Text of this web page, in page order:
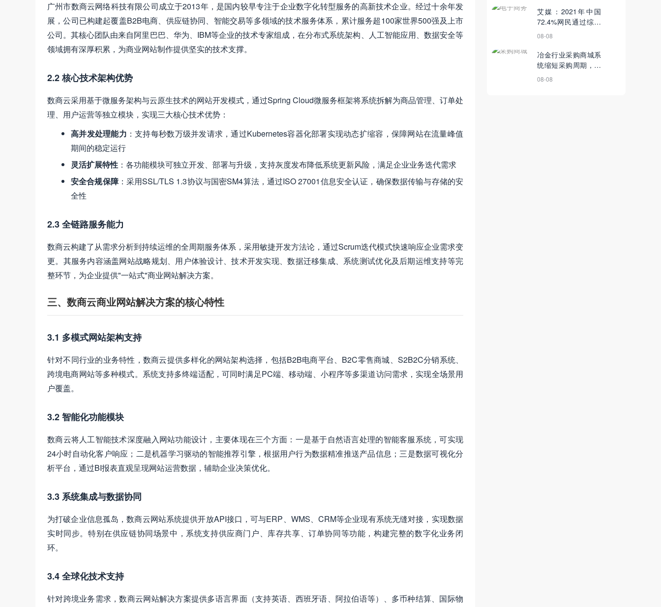
广州市数商云网络科技有限公司成立于2013年，是国内较早专注于企业数字化转型服务的高新技术企业。经过十余年发
展，公司已构建起覆盖B2B电商、供应链协同、智能交易等多领域的技术服务体系，累计服务超100家世界500强及上市
公司。其核心团队由来自阿里巴巴、华为、IBM等企业的技术专家组成，在分布式系统架构、人工智能应用、数据安全等
领域拥有深厚积累，为商业网站制作提供坚实的技术支撑。
2.2 核心技术架构优势
数商云采用基于微服务架构与云原生技术的网站开发模式，通过Spring Cloud微服务框架将系统拆解为商品管理、订单处
理、用户运营等独立模块，实现三大核心技术优势：
高并发处理能力 ：支持每秒数万级并发请求，通过Kubernetes容器化部署实现动态扩缩容，保障网站在流量峰值
期间的稳定运行
灵活扩展特性 ：各功能模块可独立开发、部署与升级，支持灰度发布降低系统更新风险，满足企业业务迭代需求
安全合规保障：采用SSL/TLS 1.3协议与国密SM4算法，通过ISO 27001信息安全认证，确保数据传输与存储的安
全性
2.3 全链路服务能力
数商云构建了从需求分析到持续运维的全周期服务体系，采用敏捷开发方法论，通过Scrum迭代模式快速响应企业需求变
更。其服务内容涵盖网站战略规划、用户体验设计、技术开发实现、数据迁移集成、系统测试优化及后期运维支持等完
整环节，为企业提供"一站式"商业网站解决方案。
三、数商云商业网站解决方案的核心特性
3.1 多模式网站架构支持
针对不同行业的业务特性，数商云提供多样化的网站架构选择，包括B2B电商平台、B2C零售商城、S2B2C分销系统、
跨境电商网站等多种模式。系统支持多终端适配，可同时满足PC端、移动端、小程序等多渠道访问需求，实现全场景用
户覆盖。
3.2 智能化功能模块
数商云将人工智能技术深度融入网站功能设计，主要体现在三个方面：一是基于自然语言处理的智能客服系统，可实现
24小时自动化客户响应；二是机器学习驱动的智能推荐引擎，根据用户行为数据精准推送产品信息；三是数据可视化分
析平台，通过BI报表直观呈现网站运营数据，辅助企业决策优化。
3.3 系统集成与数据协同
为打破企业信息孤岛，数商云网站系统提供开放API接口，可与ERP、WMS、CRM等企业现有系统无缝对接，实现数据
实时同步。特别在供应链协同场景中，系统支持供应商门户、库存共享、订单协同等功能，构建完整的数字化业务闭
环。
3.4 全球化技术支持
针对跨境业务需求，数商云网站解决方案提供多语言界面（支持英语、西班牙语、阿拉伯语等）、多币种结算、国际物
手交易平台“采货
侠”丨11月29日【电
艾媒：2021年中国
72.4%网民通过综合
电商平台买休闲食品
讯】
08-08
冶金行业采购商城系
统缩短采购周期，开
启冶金采购管理新模
08-08